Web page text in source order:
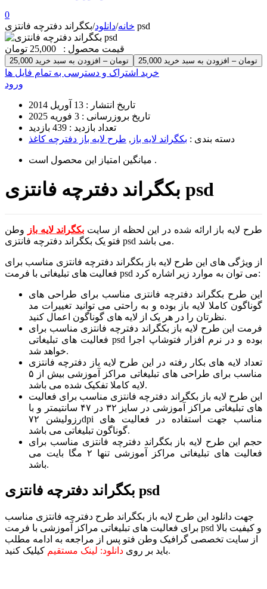
0
خانه/دانلود/ بکگراند دفترچه فانتزی psd
قیمت محصول : 25,000 تومان
25,000 تومان – افزودن به سبد خرید
خرید اشتراک و دسترسی به تمام فایل ها
ورود
تاریخ انتشار : 13 آوریل 2014
تاریخ بروزرسانی : 3 فوریه 2025
تعداد بازدید : 439 بازدید
دسته بندی : بکگراند لایه باز , طرح لایه باز دفترچه کاغذ
میانگین امتیاز این محصول است .
بکگراند دفترچه فانتزی psd
طرح لایه باز ارائه شده در این لحظه از سایت بکگراند لایه باز وطن
فتو یک بکگراند دفترچه فانتزی psd می باشد.
از ویژگی های این طرح لایه باز بکگراند دفترچه فانتزی مناسب برای
فعالیت های تبلیغاتی با فرمت psd می توان به موارد زیر اشاره کرد:
این طرح بکگراند دفترچه فانتزی مناسب برای طراحی های
گوناگون کاملا لایه باز بوده و به راحتی می توانید تغییرات مد
نظرتان را در هر یک از لایه های گوناگون اعمال کنید.
فرمت این طرح لایه باز بکگراند دفترچه فانتزی مناسب برای
فعالیت های تبلیغاتی psd بوده و در نرم افزار فتوشاپ اجرا
خواهد شد.
تعداد لایه های بکار رفته در این طرح لایه باز دفترچه فانتزی
مناسب برای طراحی های تبلیغاتی مراکز آموزشی بیش از ۵
لایه کاملا تفکیک شده می باشد.
این طرح لایه باز بکگراند دفترچه فانتزی مناسب برای فعالیت
های تبلیغاتی مراکز آموزشی در سایز ۳۲ در ۴۷ سانتیمتر و با
رزولیشن ۷۲dpi مناسب جهت استفاده در فعالیت های
گوناگون تبلیغاتی می باشد.
حجم این طرح لایه باز بکگراند دفترچه فانتزی مناسب برای
فعالیت های تبلیغاتی مراکز آموزشی تنها ۲ مگا بایت می
باشد.
بکگراند دفترچه فانتزی psd
جهت دانلود این طرح لایه باز بکگراند طرح دفترچه فانتزی مناسب
برای فعالیت های تبلیغاتی مراکز آموزشی با فرمت psd و کیفیت بالا
از سایت تخصصی گرافیک وطن فتو پس از مراجعه به ادامه مطلب
باید بر روی دانلود: لینک مستقیم کیلیک کنید.